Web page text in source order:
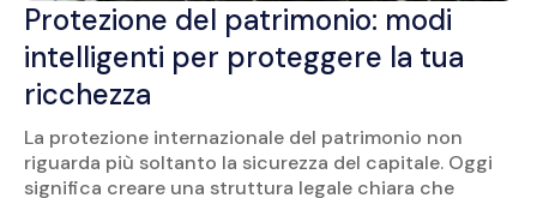
Protezione del patrimonio: modi
intelligenti per proteggere la tua
ricchezza
La protezione internazionale del patrimonio non
riguarda più soltanto la sicurezza del capitale. Oggi
significa creare una struttura legale chiara che